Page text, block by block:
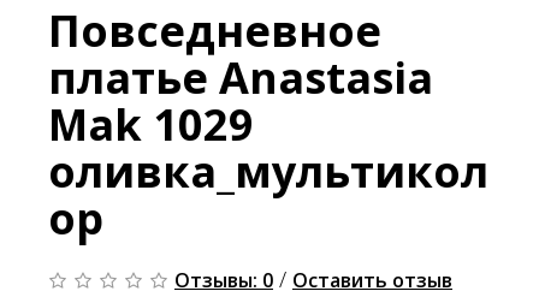
Повседневное
платье Anastasia
Mak 1029
оливка_мультикол
ор
Отзывы: 0 / Оставить отзыв